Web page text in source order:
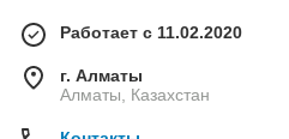
Работает с 11.02.2020
г. Алматы
Алматы, Казахстан